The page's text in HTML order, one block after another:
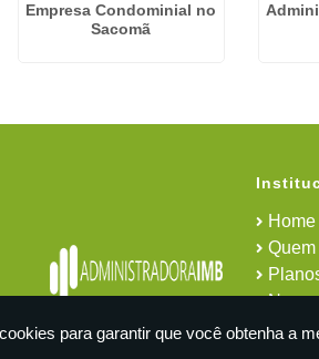
Empresa Condominial no
Sacomã
Home
News
Área
para garantir que você obtenha a